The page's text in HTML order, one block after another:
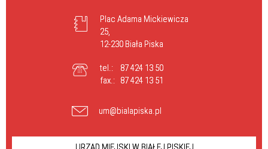
Plac Adama Mickiewicza
25,
12-230 Biała Piska
tel.:
87 424 13 50
fax.: 87 424 13 51
um@bialapiska.pl